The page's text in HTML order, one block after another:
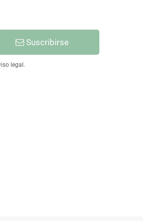
Suscribirse
legal.